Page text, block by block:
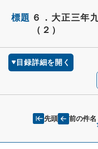
標題 ６．大正三年
（２）
目録詳細を開く
先頭 前の件名